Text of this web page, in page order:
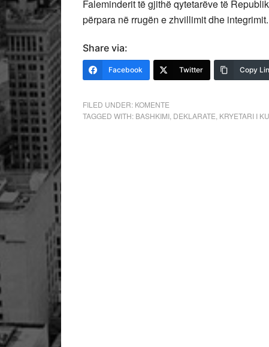
Faleminderit të gjithë qytetarëve të
përpara në rrugën e zhvillimit dhe integrimit.
Share via:
Facebook Twitter Copy
FILED UNDER: KOMENTE
TAGGED WITH: BASHKIMI DEKLARATE KRYETARI I